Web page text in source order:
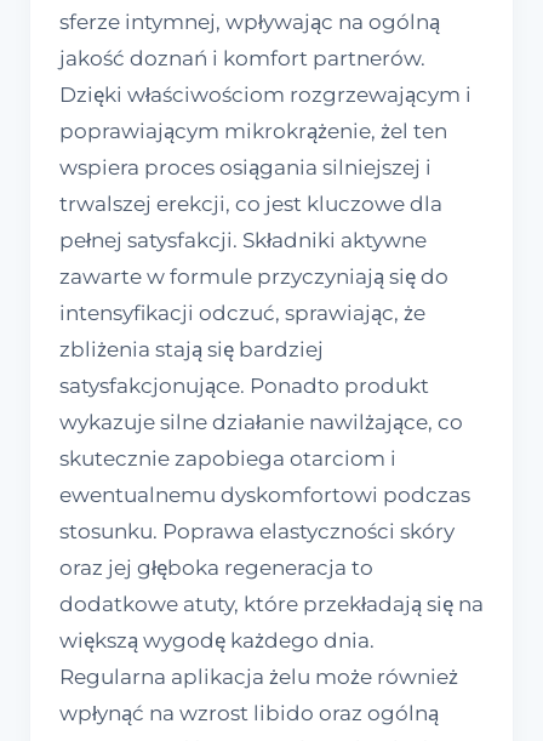
sferze intymnej, wpływając na ogólną
jakość doznań i komfort partnerów.
Dzięki właściwościom rozgrzewającym i
poprawiającym mikrokrążenie, żel ten
wspiera proces osiągania silniejszej i
trwalszej erekcji, co jest kluczowe dla
pełnej satysfakcji. Składniki aktywne
zawarte w formule przyczyniają się do
intensyfikacji odczuć, sprawiając, że
zbliżenia stają się bardziej
satysfakcjonujące. Ponadto produkt
wykazuje silne działanie nawilżające, co
skutecznie zapobiega otarciom i
ewentualnemu dyskomfortowi podczas
stosunku. Poprawa elastyczności skóry
oraz jej głęboka regeneracja to
dodatkowe atuty, które przekładają się na
większą wygodę każdego dnia.
Regularna aplikacja żelu może również
wpłynąć na wzrost libido oraz ogólną